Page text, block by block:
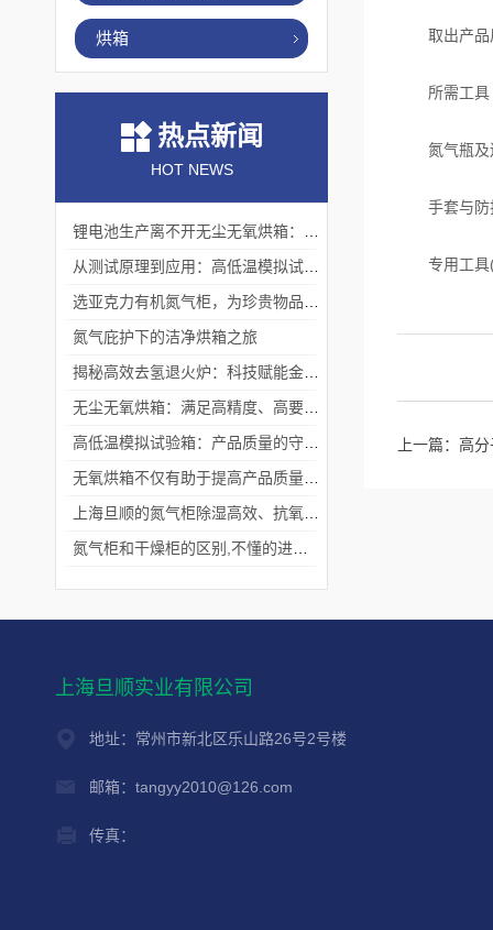
烘箱
热点新闻
HOT NEWS
氮气庇护下的洁净烘箱之旅
取出产品后
所需工具
氮气瓶及连
手套与防护
专用工具(
上一篇： 高分
上海旦顺实业有限公司
地址：常州市新北区乐山路26号2号楼
邮箱：tangyy2010@126.com
传真：